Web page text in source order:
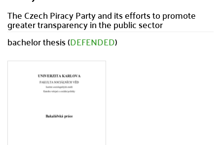
The Czech Piracy Party and its efforts to promote
greater transparency in the public sector
bachelor thesis (DEFENDED)